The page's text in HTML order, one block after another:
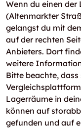
Wenn du einen der
(Altenmarkter
gelangst du mit
auf der rechten
Anbieters. Dort
weitere
Bitte beachte,
Lagerräume in
können auf
gefunden und auf